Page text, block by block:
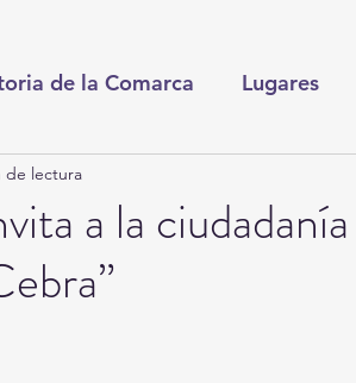
de la Comarca Lugares
Cultura y Espectáculos
Nacionales
a la
de lectura